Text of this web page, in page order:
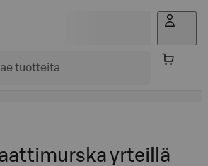
yrteillä